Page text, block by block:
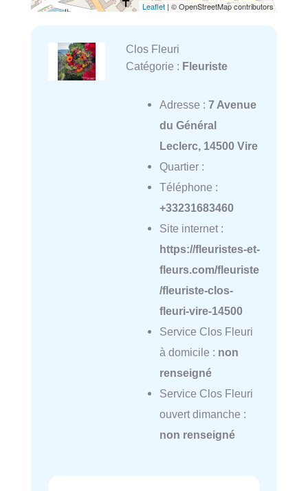
Leaflet | © OpenStreetMap contributors
Clos Fleuri
Catégorie : Fleuriste
Adresse : 7 Avenue
du Général
Leclerc, 14500 Vire
Quartier :
Téléphone :
+33231683460
Site internet :
https://fleuristes-et-
fleurs.com/fleuriste
/fleuriste-clos-
fleuri-vire-14500
Service Clos Fleuri
à domicile : non
renseigné
Service Clos Fleuri
ouvert dimanche :
non renseigné